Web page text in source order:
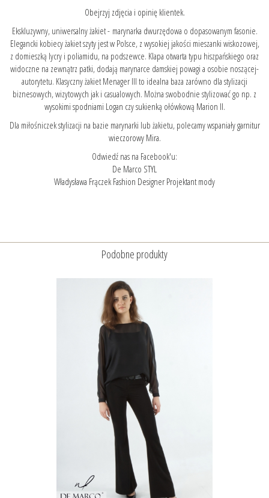
Obejrzyj zdjęcia i opinię klientek.
Ekskluzywny, uniwersalny żakiet - marynarka dwurzędowa o dopasowanym fasonie.
Elegancki kobiecy żakiet szyty jest w Polsce, z wysokiej jakości mieszanki wiskozowej,
z domieszką lycry i poliamidu, na podszewce. Klapa otwarta typu hiszpańskiego oraz
widoczne na zewnątrz patki, dodają marynarce damskiej powagi a osobie noszącej-
autorytetu. Klasyczny żakiet Menager III to idealna baza zarówno dla stylizacji
biznesowych, wizytowych jak i casualowych. Można swobodnie stylizować go np. z
wysokimi spodniami Logan czysukienką ołówkową Marion II.
Dla miłośniczek stylizacji na bazie marynarki lub żakietu, polecamy wspaniałygarnitur
wieczorowy Mira.
Odwiedź nas na Facebook'u:
De Marco STYL
Władysława Frączek Fashion Designer Projektant mody
Podobne produkty